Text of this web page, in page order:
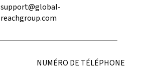
support@global-
reachgroup.com
NUMÉRO DE TÉLÉPHONE